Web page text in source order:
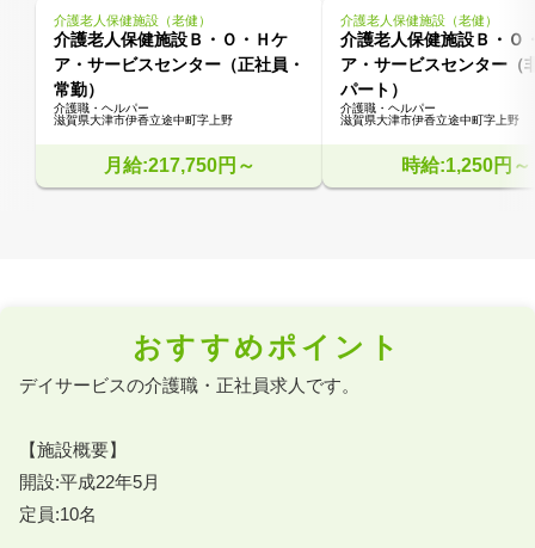
介護老人保健施設（老健）
介護老人保健施設Ｂ・Ｏ・Ｈケ
ア・サービスセンター（正社員・
常勤）
介護職・ヘルパー
滋賀県大津市伊香立途中町字上野
月給:217,750円～
介護老人保健施設（老健）
介護老人保健施設Ｂ・Ｏ
ア・サービスセンター（
パート）
介護職・ヘルパー
滋賀県大津市伊香立途中町字上野
時給:1,250円～
おすすめポイント
デイサービスの介護職・正社員求人です。
【施設概要】
開設:平成22年5月
定員:10名